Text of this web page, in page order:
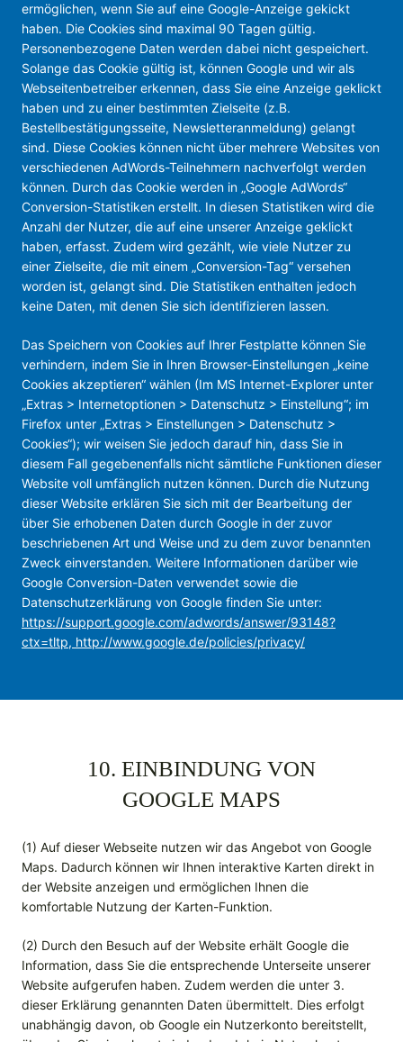
ermöglichen, wenn Sie auf eine Google-Anzeige gekickt
haben. Die Cookies sind maximal 90 Tagen gültig.
Personenbezogene Daten werden dabei nicht gespeichert.
Solange das Cookie gültig ist, können Google und wir als
Webseitenbetreiber erkennen, dass Sie eine Anzeige geklickt
haben und zu einer bestimmten Zielseite (z.B.
Bestellbestätigungsseite, Newsletteranmeldung) gelangt
sind. Diese Cookies können nicht über mehrere Websites von
verschiedenen AdWords-Teilnehmern nachverfolgt werden
können. Durch das Cookie werden in „Google AdWords“
Conversion-Statistiken erstellt. In diesen Statistiken wird die
Anzahl der Nutzer, die auf eine unserer Anzeige geklickt
haben, erfasst. Zudem wird gezählt, wie viele Nutzer zu
einer Zielseite, die mit einem „Conversion-Tag“ versehen
worden ist, gelangt sind. Die Statistiken enthalten jedoch
keine Daten, mit denen Sie sich identifizieren lassen.
Das Speichern von Cookies auf Ihrer Festplatte können Sie
verhindern, indem Sie in Ihren Browser-Einstellungen „keine
Cookies akzeptieren“ wählen (Im MS Internet-Explorer unter
„Extras > Internetoptionen > Datenschutz > Einstellung“; im
Firefox unter „Extras > Einstellungen > Datenschutz >
Cookies“); wir weisen Sie jedoch darauf hin, dass Sie in
diesem Fall gegebenenfalls nicht sämtliche Funktionen dieser
Website voll umfänglich nutzen können. Durch die Nutzung
dieser Website erklären Sie sich mit der Bearbeitung der
über Sie erhobenen Daten durch Google in der zuvor
beschriebenen Art und Weise und zu dem zuvor benannten
Zweck einverstanden. Weitere Informationen darüber wie
Google Conversion-Daten verwendet sowie die
Datenschutzerklärung von Google finden Sie unter:
https://support.google.com/adwords/answer/93148?
ctx=tltp, http://www.google.de/policies/privacy/
10. EINBINDUNG VON
GOOGLE MAPS
(1) Auf dieser Webseite nutzen wir das Angebot von Google
Maps. Dadurch können wir Ihnen interaktive Karten direkt in
der Website anzeigen und ermöglichen Ihnen die
komfortable Nutzung der Karten-Funktion.
(2) Durch den Besuch auf der Website erhält Google die
Information, dass Sie die entsprechende Unterseite unserer
Website aufgerufen haben. Zudem werden die unter 3.
dieser Erklärung genannten Daten übermittelt. Dies erfolgt
unabhängig davon, ob Google ein Nutzerkonto bereitstellt,